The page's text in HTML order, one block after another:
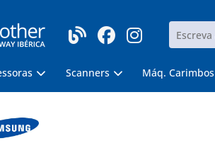
Scanners Máq. Carimbos